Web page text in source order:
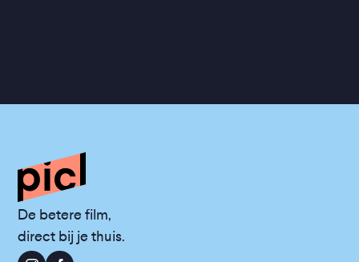
De betere film,
direct bij je thuis.